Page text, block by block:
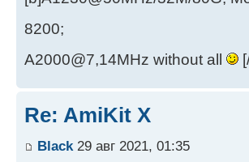
8200;
A2000@7,14MHz without all
Re: AmiKit X
Black 29 авг 2021, 01:35